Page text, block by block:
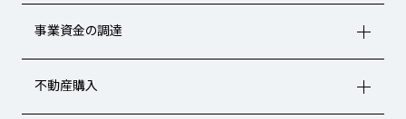
事業資金の調達
不動産購入